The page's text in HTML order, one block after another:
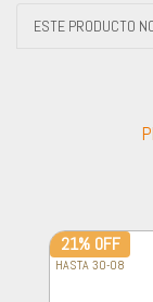
ESTE PRODUCTO
21% OFF
HASTA 30-08